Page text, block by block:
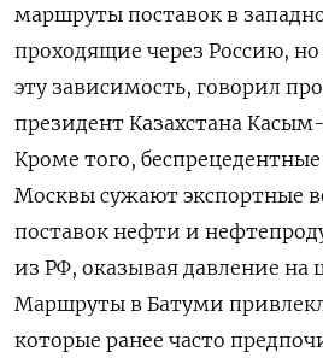
маршруты поставок в
проходящие через Россию,
эту зависимость, говорил
президент Казахстана
Кроме того,
Москвы сужают экспортные
поставок нефти и
из РФ, оказывая давление на
Маршруты в Батуми
которые ранее часто